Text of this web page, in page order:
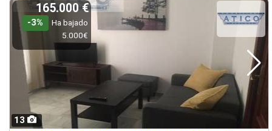
13
165.000 €
-3%
Ha bajado
5.000€